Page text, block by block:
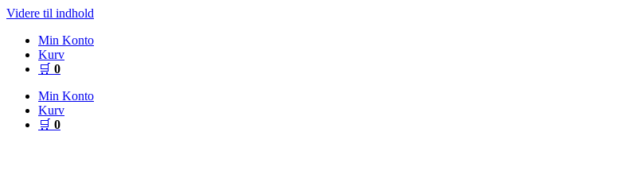
Videre til indhold
Min Konto
Kurv
🛒 0
Min Konto
Kurv
🛒 0